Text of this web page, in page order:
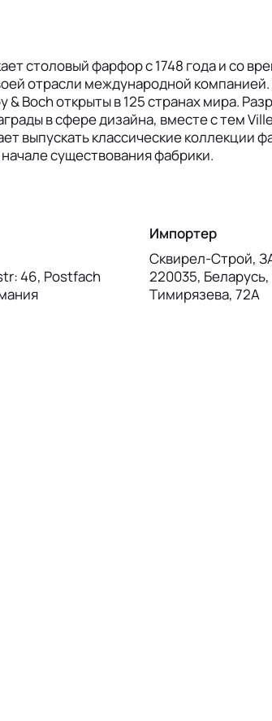
столовый фарфор с 1748 года и со
отрасли международной
& Boch открыты в 125 странах мира.
в сфере дизайна, вместе с тем
выпускать классические коллекции
существования фабрики.
46, Postfach
Импортер
Сквирел-Строй,
220035,
Тимирязева, 72А